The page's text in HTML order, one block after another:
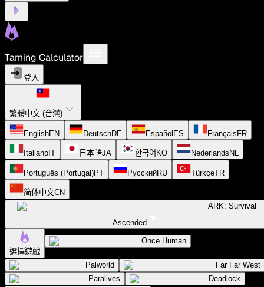
Taming Calculator
登入
繁體中文 (台灣)
EnglishEN DeutschDE Español ES Français FR
Italiano IT 日本語JA 한국어 KO Nederlands NL
Português (Portugal)PT РусскийRU TürkçeTR
简体中文CN
ARK: Survival
Ascended
選擇遊戲
Once Human
Palworld
Far Far West
Paralives
Deadlock